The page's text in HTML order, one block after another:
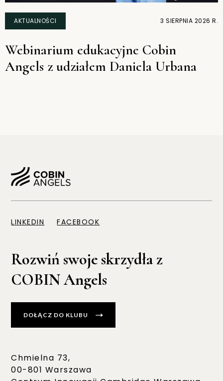
AKTUALNOŚCI 3 SIERPNIA 2026 R.
Webinarium edukacyjne Cobin
Angels z udziałem Daniela Urbana
LINKEDIN FACEBOOK
Rozwiń swoje skrzydła z
COBIN Angels
DOŁĄCZ DO KLUBU
Chmielna 73,
00-801 Warszawa